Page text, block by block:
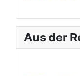
Aus der